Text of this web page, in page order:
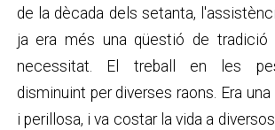
de la dècada dels setanta,
ja era més una qüestió de
necessitat. El treball en les
disminuint per diverses raons. Era
i perillosa, i va costar la vida a